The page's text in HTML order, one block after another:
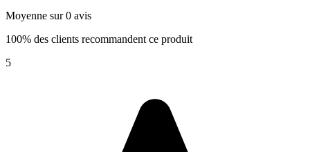
Moyenne sur 0 avis
100% des clients recommandent ce produit
5